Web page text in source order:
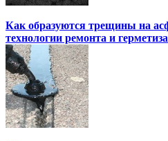
Как образуются трещины на
технологии ремонта и